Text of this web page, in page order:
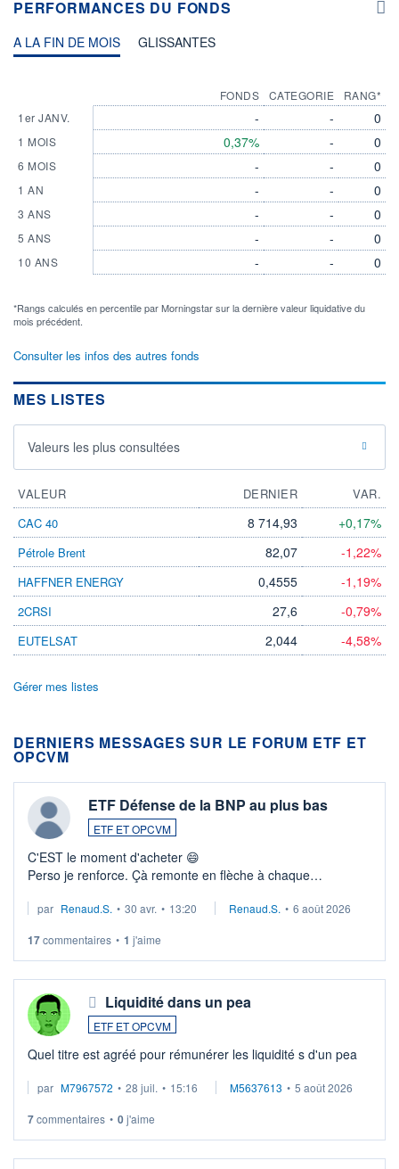
PERFORMANCES DU FONDS
A LA FIN DE MOIS GLISSANTES
1er JANV.
1 MOIS
6 MOIS
1 AN
3 ANS
5 ANS
10 ANS
FONDS
-
0,37%
-
-
-
-
-
CATEGORIE
-
-
-
-
-
-
-
RANG*
0
0
0
0
0
0
0
*Rangs calculés en percentile par Morningstar sur la dernière valeur liquidative du
mois précédent.
Consulter les infos des autres fonds
MES LISTES
Valeurs les plus consultées
VALEUR DERNIER
VAR.
CAC 40
8 714,93 +0,17%
Pétrole Brent 82,07 -1,22%
HAFFNER ENERGY 0,4555 -1,19%
2CRSI 27,6 -0,79%
EUTELSAT 2,044 -4,58%
Gérer mes listes
DERNIERS MESSAGES SUR LE FORUM ETF ET
OPCVM
ETF Défense de la BNP au plus bas
ETF ET OPCVM
C'EST le moment d'acheter 😄​
Perso je renforce. Çà remonte en flèche à chaque
Investissement long terme tip top pour sa retraite.
par Renaud.S. • 30 avr. • 13:20 Renaud.S. • 6 août 2026
17commentaires • 1 j'aime
Liquidité dans un pea
ETF ET OPCVM
Quel titre est agréé pour rémunérer les liquidité s d'un pea
par M7967572 • 28 juil. • 15:16 M5637613 • 5 août 2026
7commentaires • 0j'aime